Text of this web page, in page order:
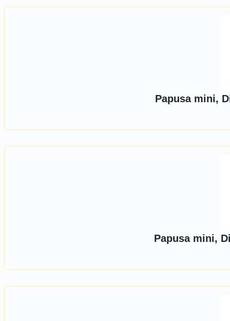
Papusa mini,
Papusa mini,